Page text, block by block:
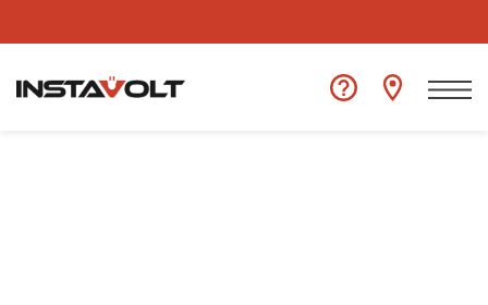
Ver outra localização